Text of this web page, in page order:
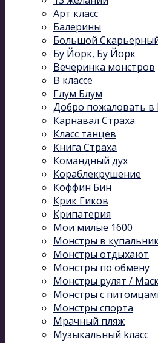
Арт класс
Балерины
Большой
Бу Йорк, Бу Йорк
Вечеринка монстров
В классе
Глум Блум
Добро пожаловать
Карнавал Cтраха
Класс танцев
Книга Страха
Командный дух
Кораблекрушение
Коффин Бин
Крик Гиков
Крипатерия
Мои милые 1600
Монстры в
Монстры отдыхают
Монстры по обмену
Монстры рулят /
Монстры с
Монстры спорта
Мрачный пляж
Музыкальный kласс